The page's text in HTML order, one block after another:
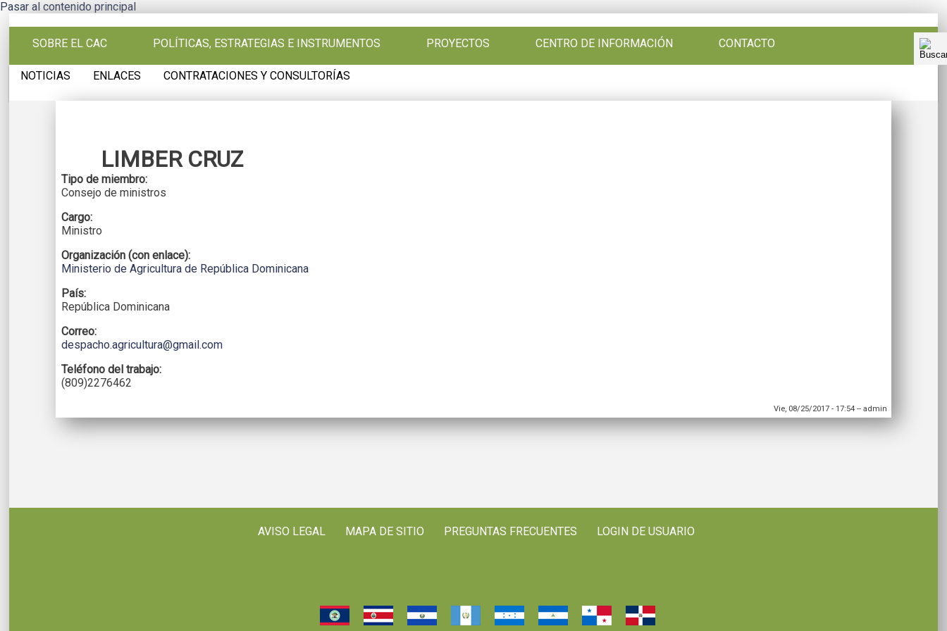
Pasar al contenido principal
SOBRE EL CAC POLÍTICAS, ESTRATEGIAS E INSTRUMENTOS PROYECTOS CENTRO DE INFORMACIÓN CONTACTO
NOTICIAS ENLACES CONTRATACIONES Y CONSULTORÍAS
LIMBER CRUZ
Tipo de miembro:
Consejo de ministros
Cargo:
Ministro
Organización (con enlace):
Ministerio de Agricultura de República Dominicana
País:
República Dominicana
Correo:
despacho.agricultura@gmail.com
Teléfono del trabajo:
(809)2276462
Vie, 08/25/2017 - 17:54 --admin
AVISO LEGAL MAPA DE SITIO PREGUNTAS FRECUENTES LOGIN DE USUARIO